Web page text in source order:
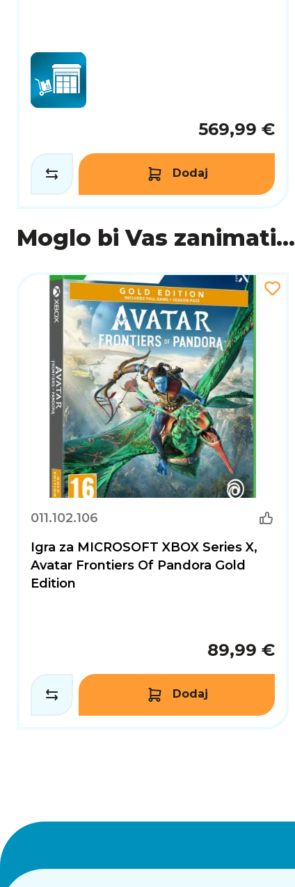
569,99 €
Dodaj
Moglo bi Vas zanimati...
011.102.106
Igra za MICROSOFT XBOX Series X,
Avatar Frontiers Of Pandora Gold
Edition
89,99 €
Dodaj